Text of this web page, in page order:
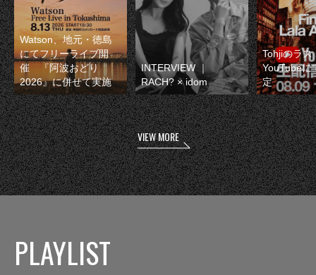
Watson、地元・徳島
にてフリーライブ開
催 『阿波おどり
2026』に併せて実施
INTERVIEW ｜
RACH? × idom
Tohjiのラス
YouTubeに
定
VIEW MORE
PLAYLIST